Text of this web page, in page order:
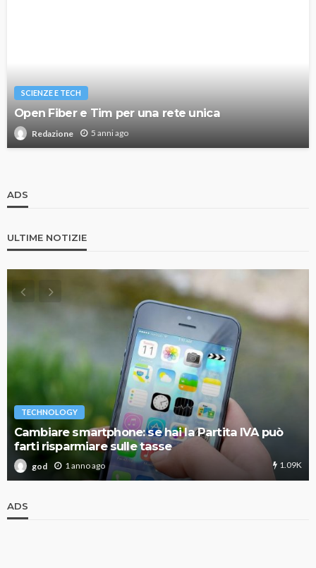
SCIENZE E TECH
Open Fiber e Tim per una rete unica
Redazione 5 anni ago
ADS
ULTIME NOTIZIE
TECHNOLOGY
Cambiare smartphone: se hai la Partita IVA può
farti risparmiare sulle tasse
god 1 anno ago 1.09K
ADS